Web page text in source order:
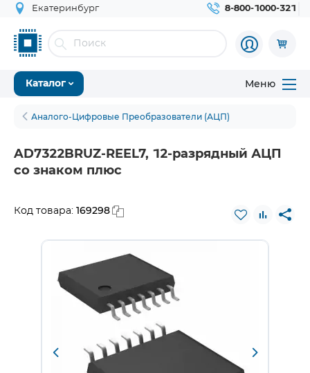
Екатеринбург 8-800-1000-321
Каталог Меню
Аналого-Цифровые Преобразователи (АЦП)
AD7322BRUZ-REEL7, 12-разрядный АЦП
со знаком плюс
Код товара: 169298